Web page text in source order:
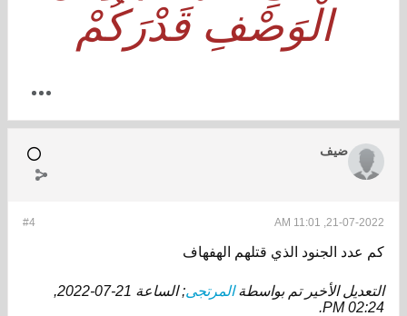
الْوَصْفِ قَدْرَكُمْ
ضيف
#4 21-07-2022, 11:01 AM
كم عدد الجنود الذي قتلهم الهفهاف
التعديل الأخير تم بواسطةالمرتجى; الساعة
21-07-2022,
02:24 PM
.